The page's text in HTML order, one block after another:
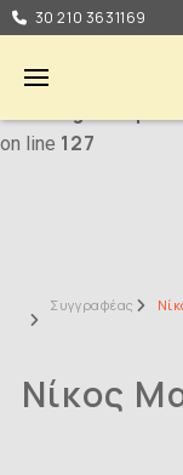
Unknown:
/var/www/
books.gr/
on line 127
30 210 3631169
Συγγραφέας
Νίκος